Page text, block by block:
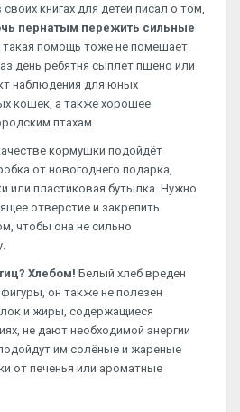
книгах для детей писал о том,
пернатым пережить сильные
такая помощь тоже не помешает.
день ребятня сыплет пшено или
наблюдения для юных
кошек, а также хорошее
птахам.
кормушки подойдёт
от новогоднего подарка,
или пластиковая бутылка. Нужно
отверстие и закрепить
чтобы она не сильно
Хлебом! Белый хлеб вреден
он также не полезен
и жиры, содержащиеся
не дают необходимой энергии
им солёные и жареные
от печенья или ароматные